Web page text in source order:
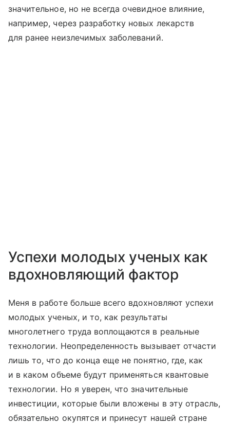
значительное, но не всегда очевидное влияние,
например, через разработку новых лекарств
для ранее неизлечимых заболеваний.
Успехи молодых ученых как
вдохновляющий фактор
Меня в работе больше всего вдохновляют успехи
молодых ученых, и то, как результаты
многолетнего труда воплощаются в реальные
технологии. Неопределенность вызывает отчасти
лишь то, что до конца еще не понятно, где, как
и в каком объеме будут применяться квантовые
технологии. Но я уверен, что значительные
инвестиции, которые были вложены в эту отрасль,
обязательно окупятся и принесут нашей стране